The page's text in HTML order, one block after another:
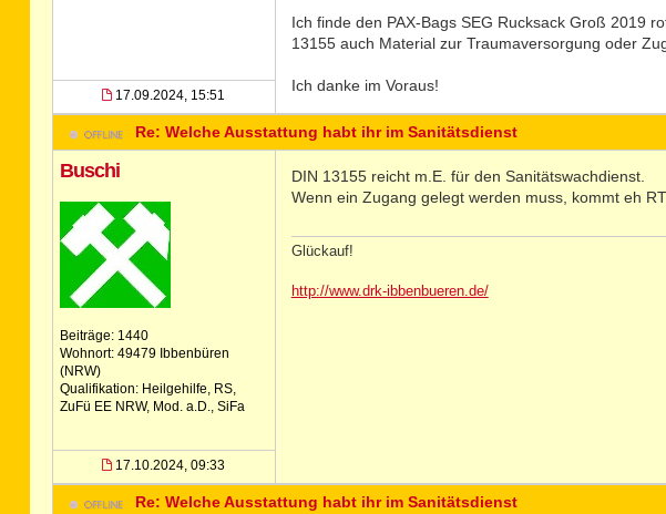
17.09.2024, 15:51
Ich finde den PAX-Bags SEG Rucksack Groß 2019
13155 auch Material zur Traumaversorgung oder
Ich danke im Voraus!
Re: Welche Ausstattung habt ihr im Sanitätsdienst
Buschi
Beiträge: 1440
Wohnort: 49479 Ibbenbüren
(NRW)
Qualifikation: Heilgehilfe, RS,
ZuFü EE NRW, Mod. a.D., SiFa
17.10.2024, 09:33
DIN 13155 reicht m.E. für den Sanitätswachdienst.
Wenn ein Zugang gelegt werden muss, kommt eh
Glückauf!
http://www.drk-ibbenbueren.de/
Re: Welche Ausstattung habt ihr im Sanitätsdienst